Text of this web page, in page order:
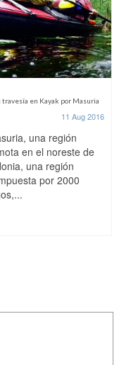
travesía en Kayak por Masuria
11 Aug 2016
una región
en el noreste de
una región
por 2000